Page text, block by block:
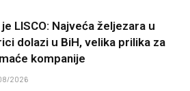
je LISCO: Najveća željezara u
dolazi u BiH, velika prilika za
kompanije
2026